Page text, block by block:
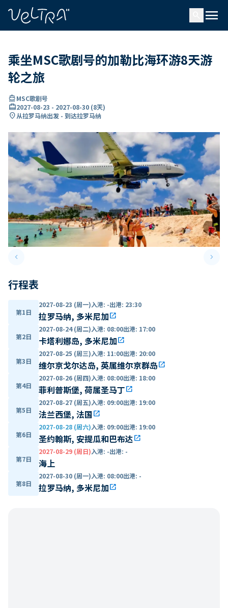
menu
乘坐MSC歌剧号的加勒比海环游8天游
轮之旅
directions_boatMSC歌剧号
card_travel2027-08-23 - 2027-08-30 (8天)
location_on从拉罗马纳出发 - 到达拉罗马纳
keyboard_arrow_leftPrevious slide keyboard_arrow_right
行程表
第1日
2027-08-23 (周一)入港: -出港: 23:30
拉罗马纳, 多米尼加open_in_new
第2日
2027-08-24 (周二)入港: 08:00出港: 17:00
卡塔利娜岛, 多米尼加open_in_new
第3日
2027-08-25 (周三)入港: 11:00出港: 20:00
维尔京戈尔达岛, 英属维尔京群岛open_in_new
第4日
2027-08-26 (周四)入港: 08:00出港: 18:00
菲利普斯堡, 荷属圣马丁open_in_new
第5日
2027-08-27 (周五)入港: 09:00出港: 19:00
法兰西堡, 法国open_in_new
第6日
2027-08-28 (周六)入港: 09:00出港: 19:00
圣约翰斯, 安提瓜和巴布达open_in_new
第7日
2027-08-29 (周日)入港: -出港: -
海上
第8日
2027-08-30 (周一)入港: 08:00出港: -
拉罗马纳, 多米尼加open_in_new